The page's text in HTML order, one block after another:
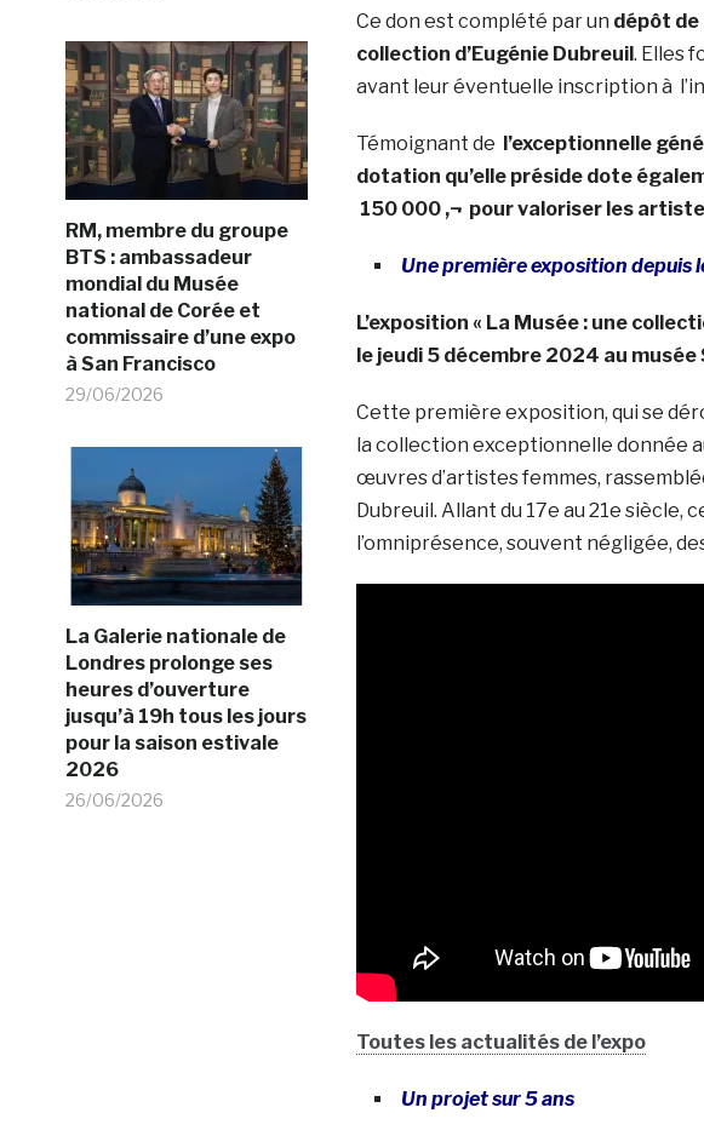
RM, membre du groupe
BTS : ambassadeur
mondial du Musée
national de Corée et
commissaire d’une expo
à San Francisco
29/06/2026
La Galerie nationale de
Londres prolonge ses
heures d’ouverture
jusqu’à 19h tous les jours
pour la saison estivale
2026
26/06/2026
Ce don est complété par un dépôt
collection d’Eugénie Dubreuil. Elles
avant leur éventuelle inscription à
Témoignant de l’exceptionnelle
dotation qu’elle préside dote
150 000 ‚¬ pour valoriser les
Une première exposition depuis
L’exposition « La Musée : une
le jeudi 5 décembre 2024 au
Cette première exposition, qui se
la collection exceptionnelle donnée
œuvres d’artistes femmes,
Dubreuil. Allant du 17e au 21e siècle,
l’omniprésence, souvent négligée,
Toutes les actualités de l’expo
Un projet sur 5 ans